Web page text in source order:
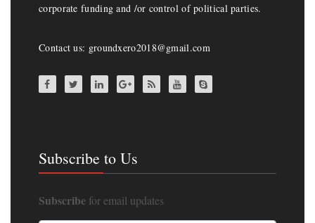
corporate funding and /or control of political parties.
Contact us: groundxero2018@gmail.com
Subscribe to Us
Subscribe for email updates